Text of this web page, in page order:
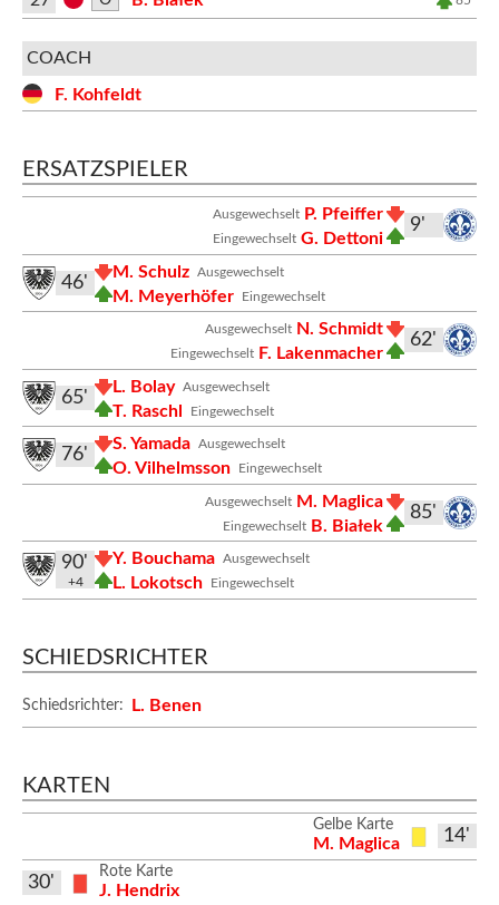
COACH
F. Kohfeldt
ERSATZSPIELER
9'
Ausgewechselt P. Pfeiffer
Eingewechselt G. Dettoni
Ausgewechselt
M. Schulz
Eingewechselt
M. Meyerhöfer
46'
62'
Ausgewechselt N. Schmidt
Eingewechselt F. Lakenmacher
Ausgewechselt
L. Bolay
Eingewechselt
T. Raschl
65'
Ausgewechselt
S. Yamada
Eingewechselt
O. Vilhelmsson
76'
85'
Ausgewechselt M. Maglica
Eingewechselt B. Białek
Ausgewechselt
Y. Bouchama
Eingewechselt
L. Lokotsch
90'
+4
SCHIEDSRICHTER
Schiedsrichter: L. Benen
KARTEN
14'
Gelbe Karte
M. Maglica
Rote Karte
J. Hendrix
30'